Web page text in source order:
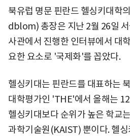
북유럽 명문 핀란드 헬싱키대학
dblom) 총장은 지난 2월 26일
사관에서 진행한 인터뷰에서 대
요한 요소로 '국제화'를 꼽았다.
헬싱키대는 핀란드를 대표하는
대학평가인 'THE'에서 올해는
헬싱키대보다 순위가 높은 학교
과학기술원(KAIST) 뿐이다. 헬